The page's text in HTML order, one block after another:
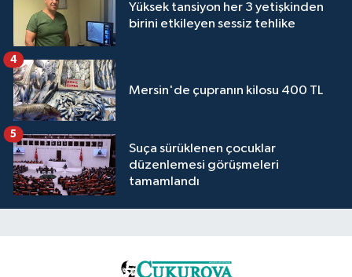
Yüksek tansiyon her 3 yetişkinden
birini etkileyen sessiz tehlike
Mersin'de çupranın kilosu 400 TL
4
Suça sürüklenen çocuklar
düzenlemesi görüşmeleri
tamamlandı
5